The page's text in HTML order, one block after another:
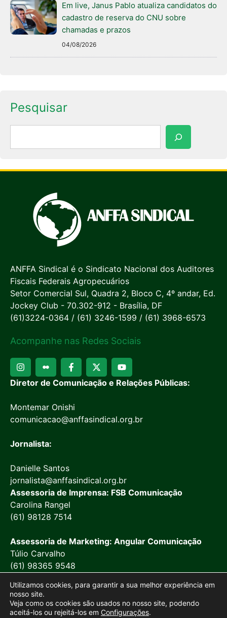
Em live, Janus Pablo atualiza candidatos do
cadastro de reserva do CNU sobre
chamadas e prazos
04/08/2026
Pesquisar
ANFFA Sindical é o Sindicato Nacional dos Auditores
Fiscais Federais Agropecuários
Setor Comercial Sul, Quadra 2, Bloco C, 4º andar, Ed.
Jockey Club - 70.302-912 - Brasília, DF
(61)3224-0364 / (61) 3246-1599 / (61) 3968-6573
Acompanhe nas Redes Sociais
Diretor de Comunicação e Relações Públicas:
Montemar Onishi
comunicacao@anffasindical.org.br
Jornalista:
Danielle Santos
jornalista@anffasindical.org.br
Assessoria de Imprensa: FSB Comunicação
Carolina Rangel
(61) 98128 7514
Assessoria de Marketing: Angular Comunicação
Túlio Carvalho
(61) 98365 9548
Utilizamos cookies, para garantir a sua melhor experiência em
nosso site.
Veja como os cookies são usados no nosso site, podendo
aceitá-los ou rejeitá-los em Configurações.